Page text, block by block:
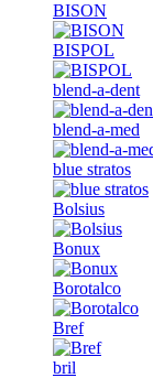
BISON
BISPOL
blend-a-dent
blend-a-med
blue stratos
Bolsius
Bonux
Borotalco
Bref
bril